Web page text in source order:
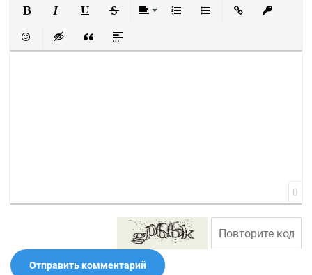
Вставить смайлик
Вставка скрытого текста
Вставка цитаты
Вставка спойлера
0
Отправить комментарий